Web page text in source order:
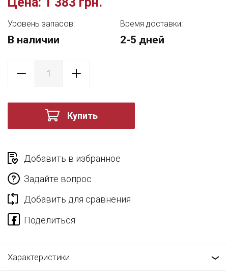
Уровень запасов:
В наличии
Время доставки:
2-5 дней
Купить
Добавить в избранное
Задайте вопрос
Добавить для сравнения
Характеристики